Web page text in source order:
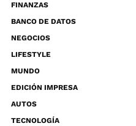
FINANZAS
BANCO DE DATOS
NEGOCIOS
LIFESTYLE
MUNDO
EDICIÓN IMPRESA
AUTOS
TECNOLOGÍA